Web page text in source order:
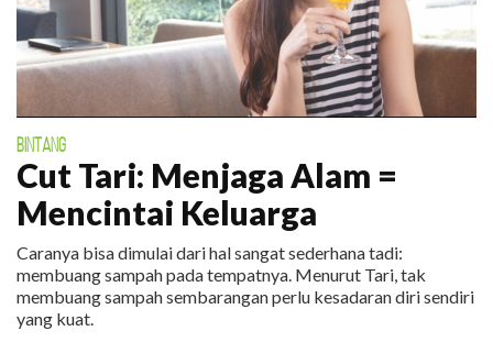
BINTANG
Cut Tari: Menjaga Alam =
Mencintai Keluarga
Caranya bisa dimulai dari hal sangat sederhana tadi:
membuang sampah pada tempatnya. Menurut Tari, tak
membuang sampah sembarangan perlu kesadaran diri sendiri
yang kuat.